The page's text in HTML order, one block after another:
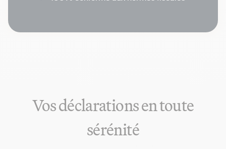
Vos déclarations en toute
sérénité